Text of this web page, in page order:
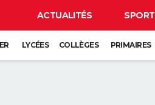
ACTUALITÉS SPORT
LYCÉES COLLÈGES PRIMAIRES